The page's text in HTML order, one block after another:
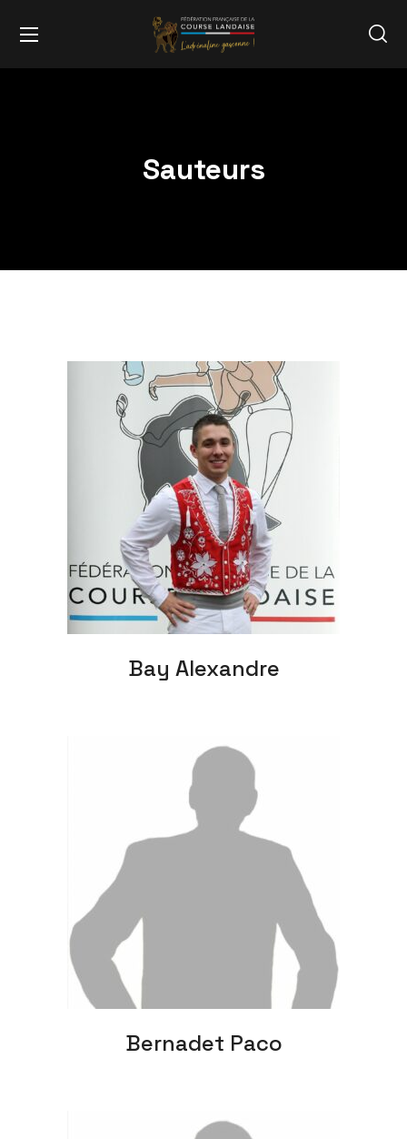
Sauteurs
Bay Alexandre
Bernadet Paco